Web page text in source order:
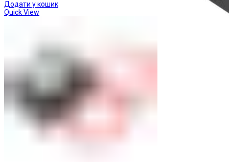
Додати у кошик
Quick View